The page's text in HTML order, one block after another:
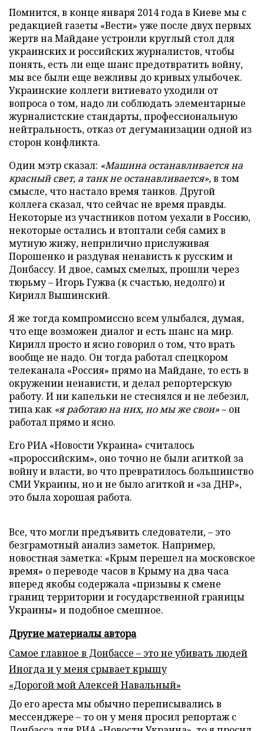
Помнится, в конце января 2014 года в Киеве мы с
редакцией газеты «Вести» уже после двух первых
жертв на Майдане устроили круглый стол для
украинских и российских журналистов, чтобы
понять, есть ли еще шанс предотвратить войну,
мы все были еще вежливы до кривых улыбочек.
Украинские коллеги витиевато уходили от
вопроса о том, надо ли соблюдать элементарные
журналистские стандарты, профессиональную
нейтральность, отказ от дегуманизации одной из
сторон конфликта.
Один мэтр сказал: «Машина останавливается на
красный свет, а танк не останавливается»,в том
смысле, что настало время танков. Другой
коллега сказал, что сейчас не время правды.
Некоторые из участников потом уехали в Россию,
некоторые остались и втоптали себя самих в
мутную жижу, неприлично прислуживая
Порошенко и раздувая ненависть к русским и
Донбассу. И двое, самых смелых, прошли через
тюрьму – Игорь Гужва (к счастью, недолго) и
Кирилл Вышинский.
Я же тогда компромиссно всем улыбался, думая,
что еще возможен диалог и есть шанс на мир.
Кирилл просто и ясно говорил о том, что врать
вообще не надо. Он тогда работал спецкором
телеканала «Россия» прямо на Майдане, то есть в
окружении ненависти, и делал репортерскую
работу. И ни капельки не стеснялся и не лебезил,
типа как «я работаю на них, но мы же свои»– он
работал прямо и ясно.
Его РИА «Новости Украина» считалось
«пророссийским», оно точно не были агиткой за
войну и власти, во что превратилось большинство
СМИ Украины, но и не было агиткой и «за ДНР»,
это была хорошая работа.
Все, что могли предъявить следователи, – это
безграмотный анализ заметок. Например,
новостная заметка: «Крым перешел на московское
время» о переводе часов в Крыму на два часа
вперед якобы содержала «призывы к смене
границ территории и государственной границы
Украины» и подобное смешное.
Другие материалы автора
Самое главное в Донбассе – это не убивать людей
Иногда и у меня срывает крышу
«Дорогой мой Алексей Навальный»
До его ареста мы обычно переписывались в
мессенджере – то он у меня просил репортаж с